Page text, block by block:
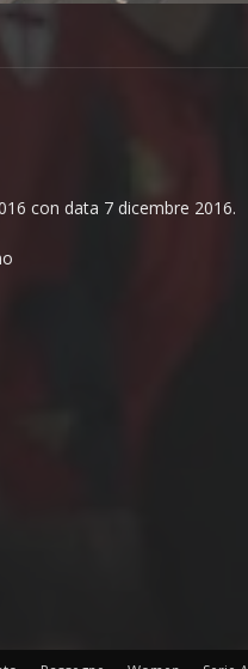
con data 7 dicembre 2016.